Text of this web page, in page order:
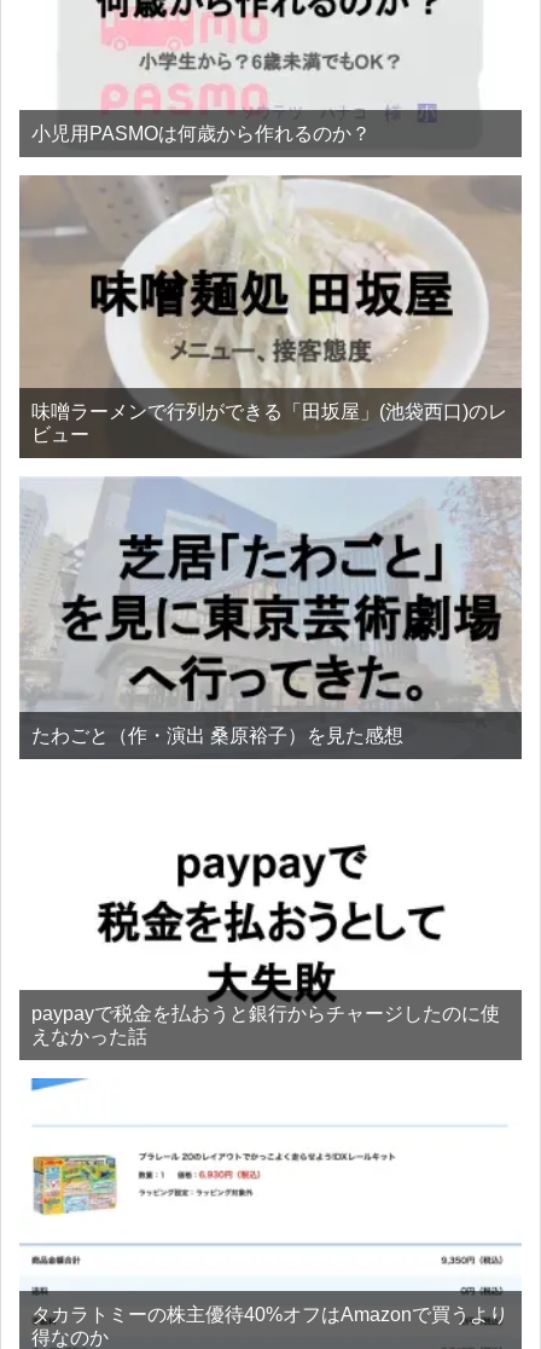
小児用PASMOは何歳から作れるのか？
味噌ラーメンで行列ができる「田坂屋」(池袋西口)のレ
ビュー
たわごと（作・演出 桑原裕子）を見た感想
paypayで税金を払おうと銀行からチャージしたのに使
えなかった話
タカラトミーの株主優待40%オフはAmazonで買うより
得なのか